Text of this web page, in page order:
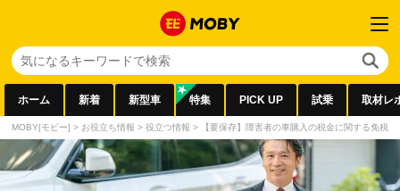
ホーム 新着 新型車 特集 PICK UP 試乗 取材レ
MOBY[モビー] > お役立ち情報 > 役立つ情報 > 【要保存】障害者の車購入の税金に関する免税